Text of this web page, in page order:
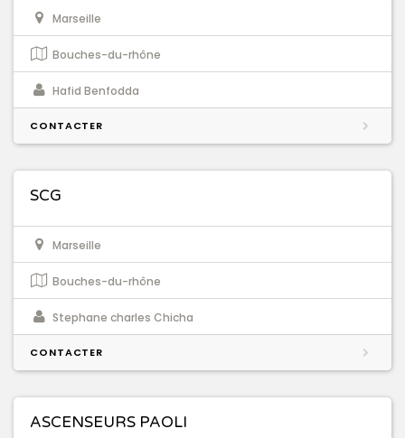
Marseille
Bouches-du-rhône
Hafid Benfodda
CONTACTER
SCG
Marseille
Bouches-du-rhône
Stephane charles Chicha
CONTACTER
ASCENSEURS PAOLI